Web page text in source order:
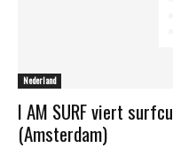
Nederland
I AM SURF viert
(Amsterdam)